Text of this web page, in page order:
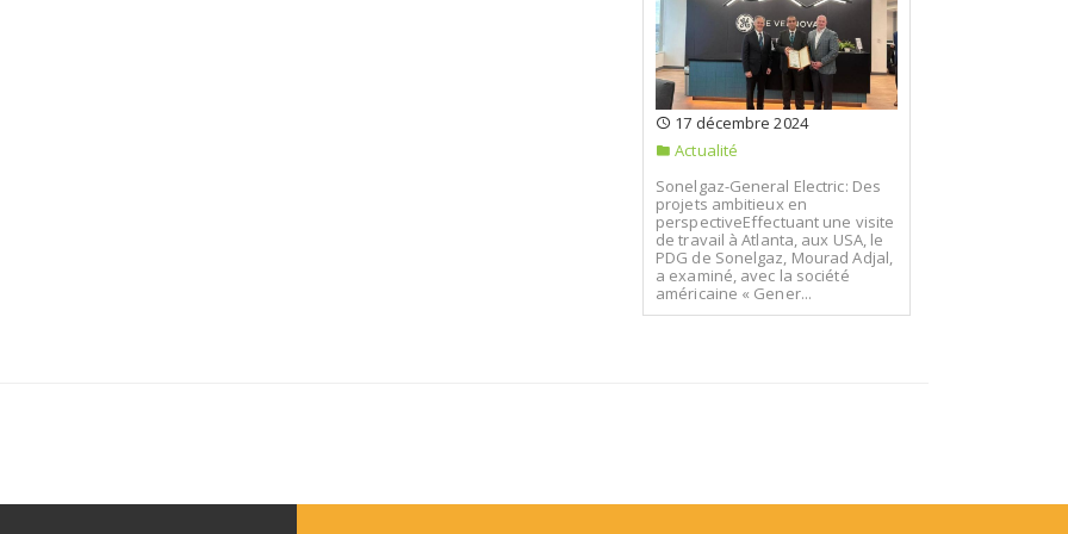
17 décembre 2024
Actualité
Sonelgaz-General Electric: Des
projets ambitieux en
perspectiveEffectuant une visite
de travail à Atlanta, aux USA, le
PDG de Sonelgaz, Mourad Adjal,
a examiné, avec la société
américaine « Gener...